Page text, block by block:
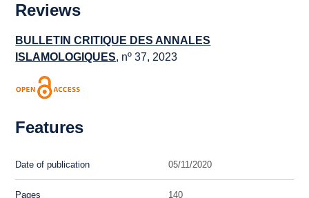
Reviews
BULLETIN CRITIQUE DES ANNALES
ISLAMOLOGIQUES, nº 37, 2023
Features
Date of publication 05/11/2020
Pages 140